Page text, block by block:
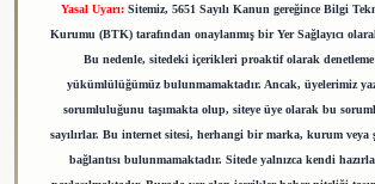
Yasal Uyarı: Sitemiz, 5651 Sayılı Kanun gereğince Bilgi
Kurumu (BTK) tarafından onaylanmış bir Yer Sağlayıcı
Bu nedenle, sitedeki içerikleri proaktif olarak denetleme
yükümlülüğümüz bulunmamaktadır. Ancak, üyelerimiz
sorumluluğunu taşımakta olup, siteye üye olarak bu
sayılırlar. Bu internet sitesi, herhangi bir marka, kurum veya
bağlantısı bulunmamaktadır. Sitede yalnızca kendi